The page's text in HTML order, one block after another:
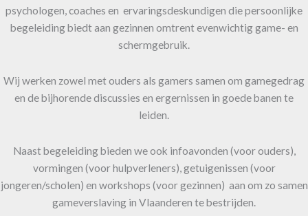
psychologen, coaches en ervaringsdeskundigen die persoonlijke
begeleiding biedt aan gezinnen omtrent evenwichtig game- en
schermgebruik.
Wij werken zowel met ouders als gamers samen om gamegedrag
en de bijhorende discussies en ergernissen in goede banen te
leiden.
Naast begeleiding bieden we ook infoavonden (voor ouders),
vormingen (voor hulpverleners), getuigenissen (voor
jongeren/scholen) en workshops (voor gezinnen) aan om zo samen
gameverslaving in Vlaanderen te bestrijden.